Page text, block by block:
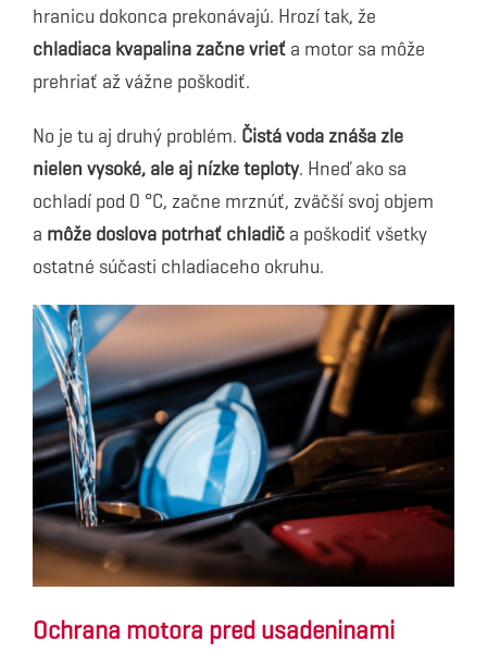
hranicu dokonca prekonávajú. Hrozí tak, že
chladiaca kvapalina začne vrieť a motor sa môže
prehriať až vážne poškodiť.
No je tu aj druhý problém. Čistá voda znáša zle
nielen vysoké, ale aj nízke teploty. Hneď ako sa
ochladí pod 0 °C, začne mrznúť, zväčší svoj objem
a môže doslova potrhať chladič a poškodiť všetky
ostatné súčasti chladiaceho okruhu.
Ochrana motora pred usadeninami